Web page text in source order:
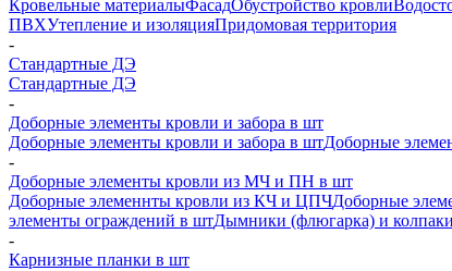
Кровельные материалыФасадОбустройство кровли
ПВХУтепление и изоляцияПридомовая территория
-
Стандартные ДЭ
Стандартные ДЭ
-
Доборные элементы кровли и забора в шт
Доборные элементы кровли и забора в штДоборные
-
Доборные элементы кровли из МЧ и ПН в шт
Доборные элеменнты кровли из КЧ и ЦПЧДоборные
элементы ограждений в штДымники (флюгарка) и колпаки
-
Карнизные планки в шт